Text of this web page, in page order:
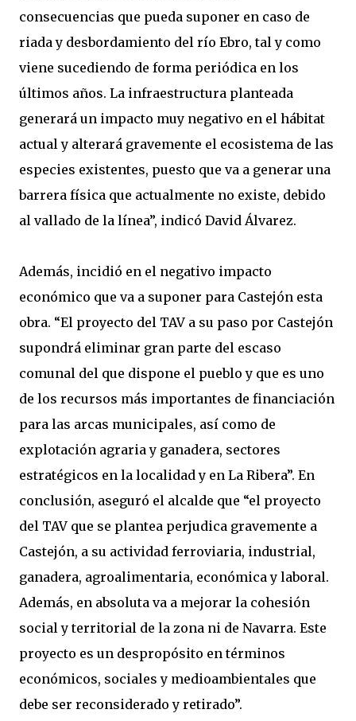
consecuencias que pueda suponer en caso de
riada y desbordamiento del río Ebro, tal y como
viene sucediendo de forma periódica en los
últimos años. La infraestructura planteada
generará un impacto muy negativo en el hábitat
actual y alterará gravemente el ecosistema de las
especies existentes, puesto que va a generar una
barrera física que actualmente no existe, debido
al vallado de la línea”, indicó David Álvarez.
Además, incidió en el negativo impacto
económico que va a suponer para Castejón esta
obra. “El proyecto del TAV a su paso por Castejón
supondrá eliminar gran parte del escaso
comunal del que dispone el pueblo y que es uno
de los recursos más importantes de financiación
para las arcas municipales, así como de
explotación agraria y ganadera, sectores
estratégicos en la localidad y en La Ribera”. En
conclusión, aseguró el alcalde que “el proyecto
del TAV que se plantea perjudica gravemente a
Castejón, a su actividad ferroviaria, industrial,
ganadera, agroalimentaria, económica y laboral.
Además, en absoluta va a mejorar la cohesión
social y territorial de la zona ni de Navarra. Este
proyecto es un despropósito en términos
económicos, sociales y medioambientales que
debe ser reconsiderado y retirado”.